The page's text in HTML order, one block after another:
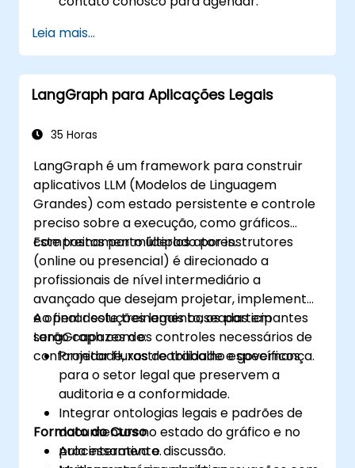
Leia mais...
LangGraph para Aplicações Legais
35 Horas
LangGraph é um framework para construir
aplicativos LLM (Modelos de Linguagem
Grandes) com estado persistente e controle
preciso sobre a execução, como gráficos
compostos por múltiplos atores.
Este treinamento liderado por instrutores
(online ou presencial) é direcionado a
profissionais de nível intermediário a
avançado que desejam projetar, implementar
e operar soluções legais baseadas em
LangGraph com os controles necessários de
conformidade, rastreabilidade e governança.
Ao final deste treinamento, os participantes
serão capazes de:
Projetar fluxos de trabalho específicos
para o setor legal que preservem a
auditoria e a conformidade.
Integrar ontologias legais e padrões de
documentos no estado do gráfico e no
processamento.
Formato do Curso
Aula interativa e discussão.